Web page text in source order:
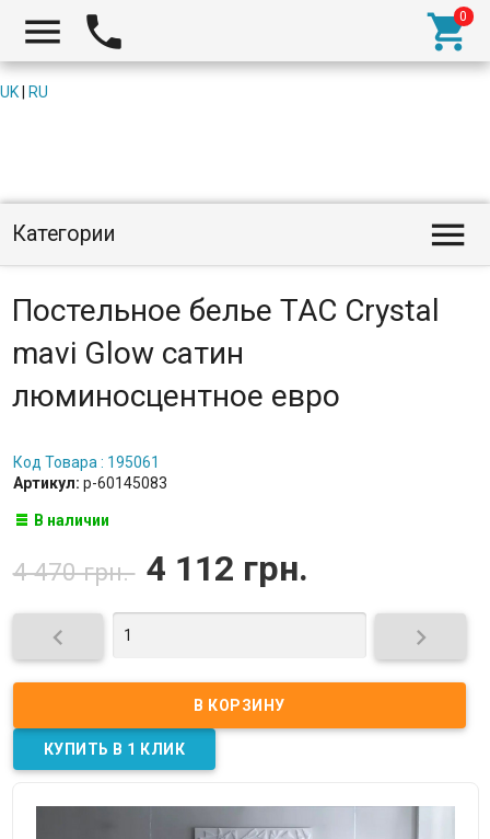
  
UK RU
Категории 
Постельное белье TAC Crystal
mavi Glow сатин
люминосцентное евро
Код Товара : 195061
Артикул: p-60145083
В наличии
4 470 грн. 4 112 грн.
 